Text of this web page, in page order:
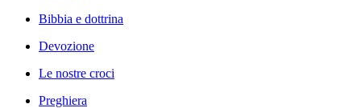
Bibbia e dottrina
Devozione
Le nostre croci
Preghiera